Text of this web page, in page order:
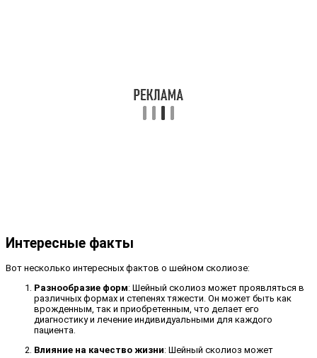
Интересные факты
Вот несколько интересных фактов о шейном сколиозе:
Разнообразие форм: Шейный сколиоз может проявляться в
различных формах и степенях тяжести. Он может быть как
врожденным, так и приобретенным, что делает его
диагностику и лечение индивидуальными для каждого
пациента.
Влияние на качество жизни: Шейный сколиоз может